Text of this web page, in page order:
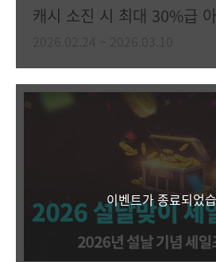
캐시 소진 시 최대 30%급
이벤트가 종료되었